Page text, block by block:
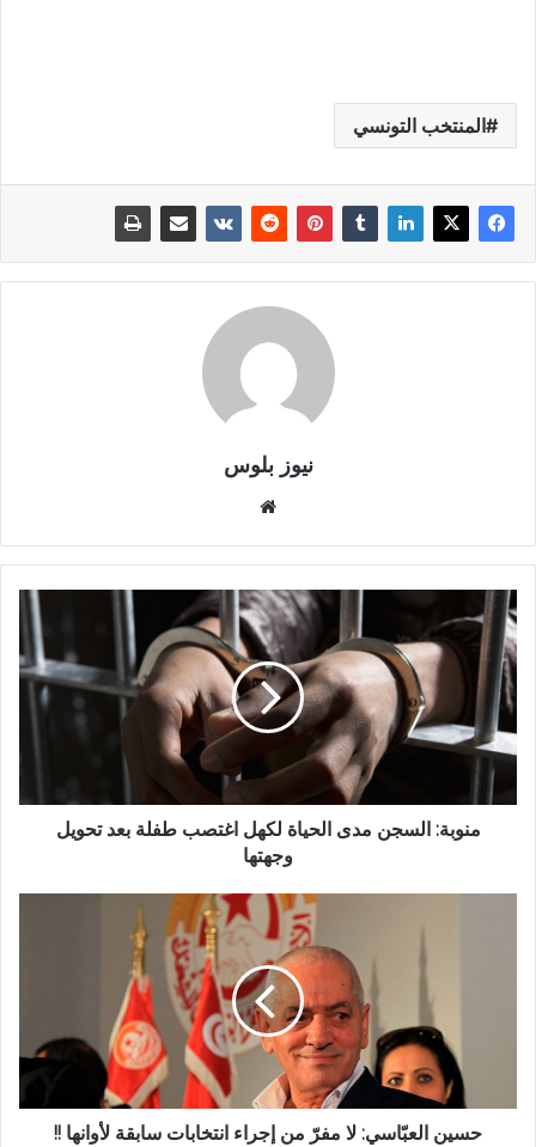
المنتخب التونسي
نيوز بلوس
منوبة: السجن مدى الحياة لكهل اغتصب طفلة بعد تحويل
وجهتها
حسين العبّاسي: لا مفرّ من إجراء انتخابات سابقة لأوانها !!